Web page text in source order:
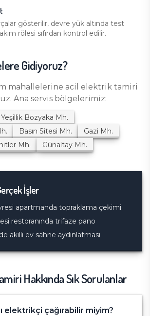
gösterilir, devre yük altında test
rölesi sıfırdan kontrol edilir.
Gidiyoruz?
mahallelerine acil elektrik tamiri
Ana servis bölgelerimiz:
Yeşillik Bozyaka Mh.
Basın Sitesi Mh. Gazi Mh.
Mh. Günaltay Mh.
İşler
apartmanda topraklama çekimi
restoranında trifaze pano
akıllı ev sahne aydınlatması
Hakkında Sık Sorulanlar
elektrikçi çağırabilir miyim?